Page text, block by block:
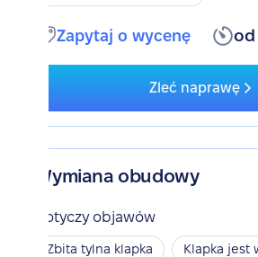
Zapytaj o wycenę od
Zleć naprawę
Wymiana obudowy
Dotyczy objawów
Zbita tylna klapka
Klapka jest